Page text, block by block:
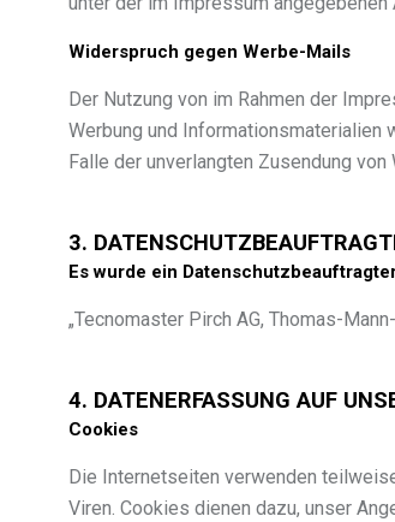
Widerspruch gegen Werbe-Mails
Der Nutzung von im Rahmen der
Werbung und Informationsmaterialien
Falle der unverlangten Zusendung
3.
Es wurde ein
„Tecnomaster Pirch AG, Thomas-
4. DATENERFASSUNG AUF
Cookies
Die Internetseiten verwenden
Viren. Cookies dienen dazu, unser